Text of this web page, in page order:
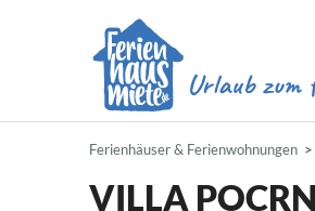
Ferienhäuser & Ferienwohnungen
VILLA